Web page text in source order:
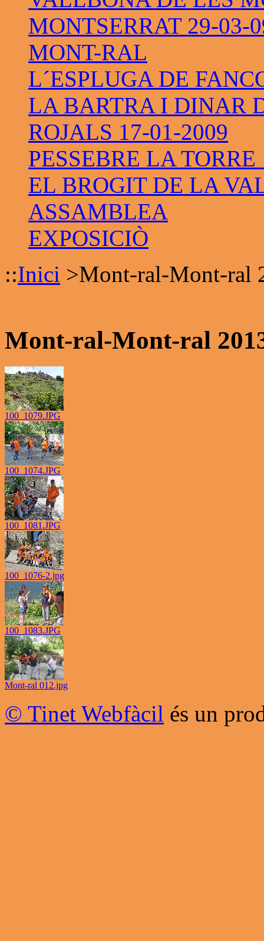
MONTSERRAT 29-03-
MONT-RAL
L´ESPLUGA DE
LA BARTRA I DINAR
ROJALS 17-01-2009
PESSEBRE LA TORRE
EL BROGIT DE LA
ASSAMBLEA
EXPOSICIÒ
::Inici >Mont-ral-Mont-ral
Mont-ral-Mont-ral
100_1079.JPG
100_1074.JPG
100_1081.JPG
100_1076-2.jpg
100_1083.JPG
Mont-ral 012.jpg
© Tinet Webfàcil és un